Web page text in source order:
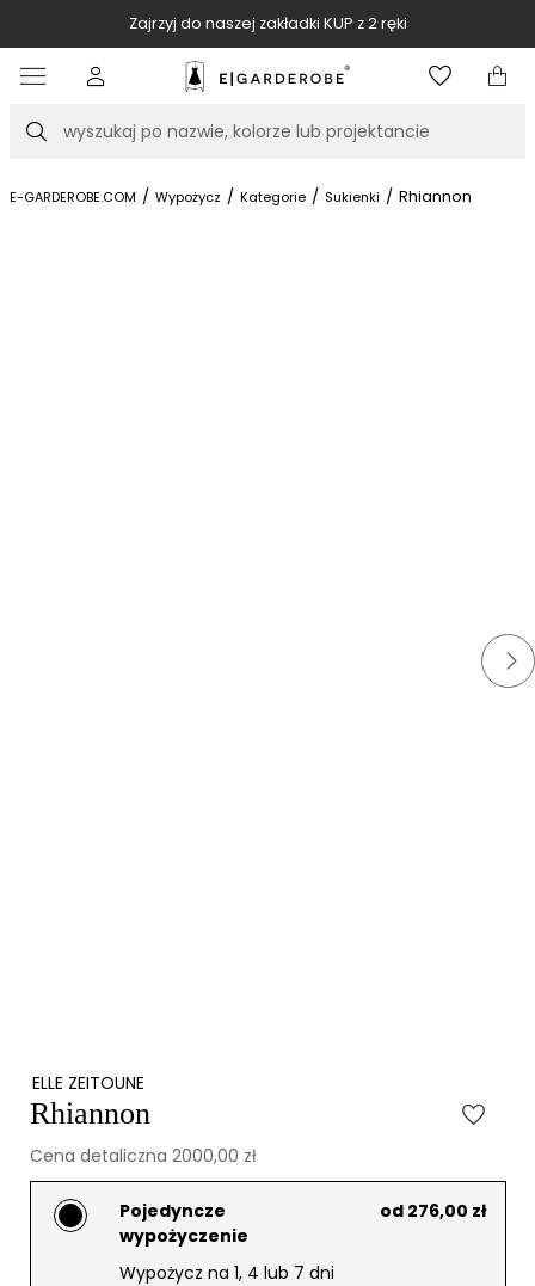
Zajrzyj do naszej zakładki KUP z 2 ręki
Szukaj
E-GARDEROBE.COM / Wypożycz / Kategorie / Sukienki / Rhiannon
ELLE ZEITOUNE
Rhiannon
Cena detaliczna 2000,00 zł
Pojedyncze
wypożyczenie
od 276,00 zł
Wypożycz na 1, 4 lub 7 dni